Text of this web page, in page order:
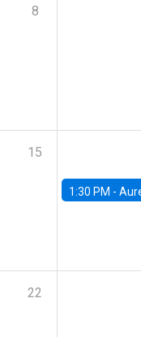
8
15
1:30 PM -Aureo
22